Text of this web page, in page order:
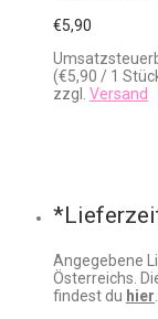
€5,90
(€5,90 / 1
zzgl. Versand
Angegebene
Österreichs.
findest du hier